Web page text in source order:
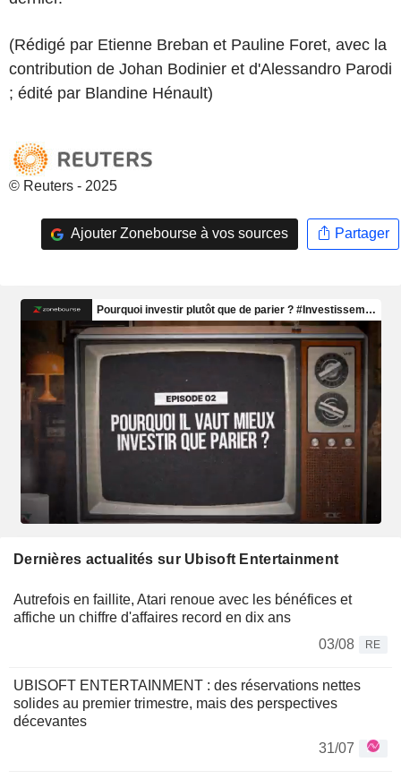
(Rédigé par Etienne Breban et Pauline Foret, avec la
contribution de Johan Bodinier et d'Alessandro Parodi
; édité par Blandine Hénault)
© Reuters - 2025
Ajouter Zonebourse à vos sources Partager
Dernières actualités sur Ubisoft Entertainment
Autrefois en faillite, Atari renoue avec les bénéfices et
affiche un chiffre d'affaires record en dix ans
03/08
RE
UBISOFT ENTERTAINMENT : des réservations nettes
solides au premier trimestre, mais des perspectives
décevantes
31/07